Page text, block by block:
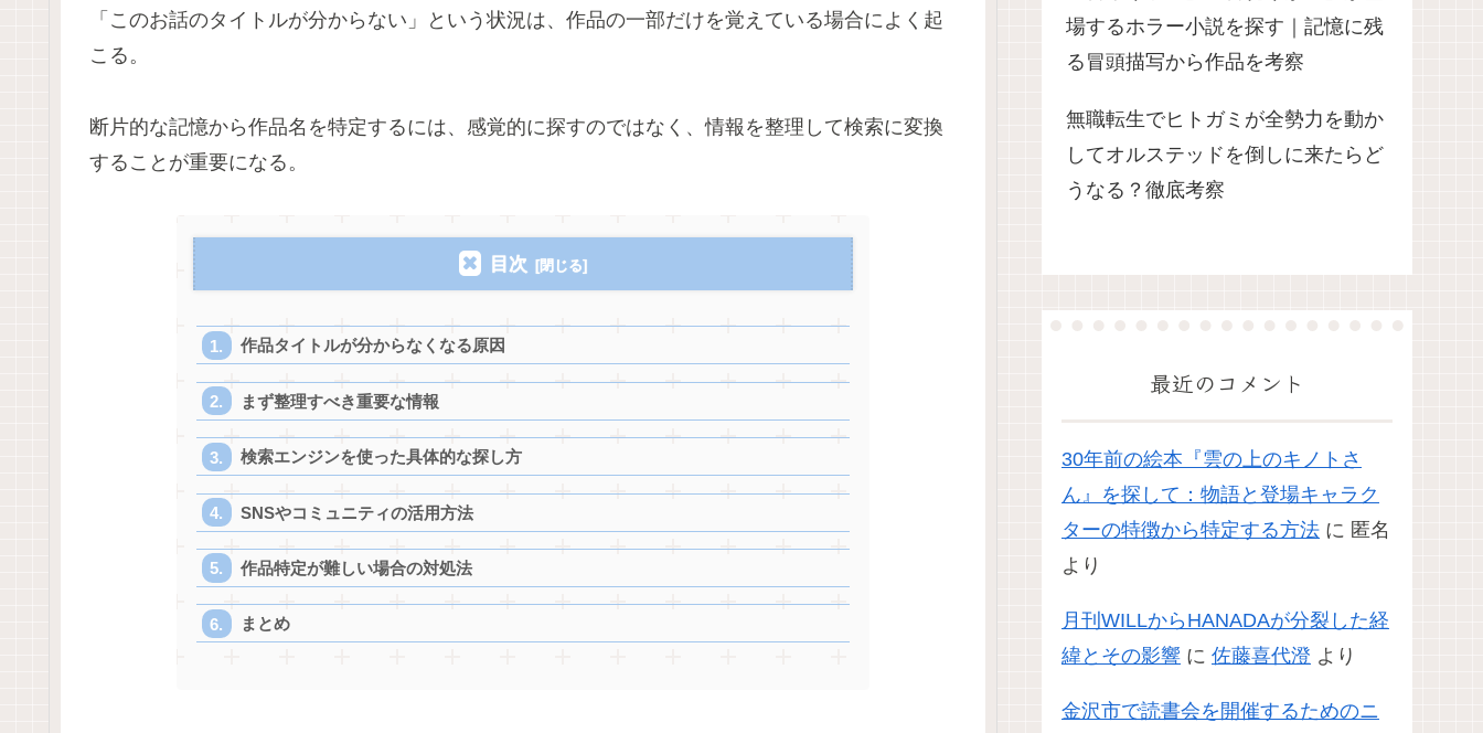
「このお話のタイトルが分からない」という状況は、作品の一部だけを覚えている場合によく起
こる。
断片的な記憶から作品名を特定するには、感覚的に探すのではなく、情報を整理して検索に変換
することが重要になる。
目次
作品タイトルが分からなくなる原因
まず整理すべき重要な情報
検索エンジンを使った具体的な探し方
SNSやコミュニティの活用方法
作品特定が難しい場合の対処法
まとめ
場するホラー小説を探す｜記憶に残
る冒頭描写から作品を考察
無職転生でヒトガミが全勢力を動か
してオルステッドを倒しに来たらど
うなる？徹底考察
最近のコメント
30年前の絵本『雲の上のキノトさ
ん』を探して：物語と登場キャラク
ターの特徴から特定する方法 に 匿名
より
月刊WILLからHANADAが分裂した経
緯とその影響 に 佐藤喜代澄 より
金沢市で読書会を開催するためのニ